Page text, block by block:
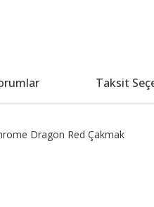
Taksit
Dragon Red Çakmak